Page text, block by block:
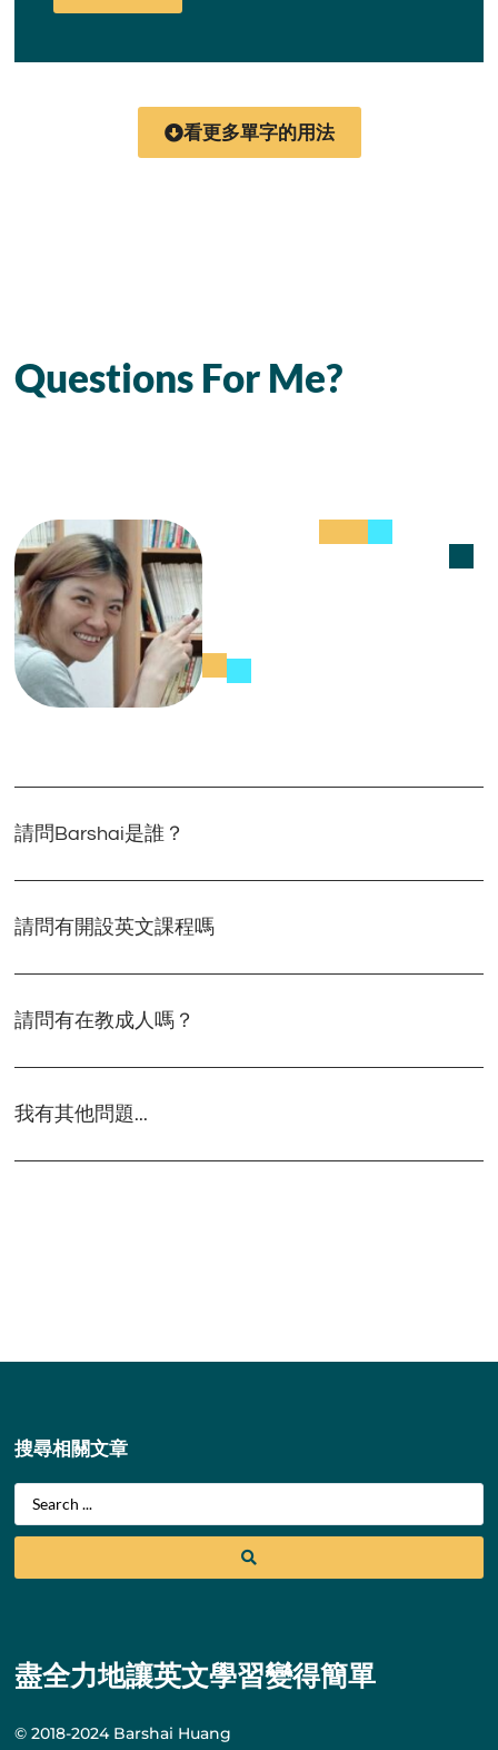
看更多單字的用法
Questions For Me?
請問Barshai是誰？
請問有開設英文課程嗎
請問有在教成人嗎？
我有其他問題...
搜尋相關文章
盡全力地讓英文學習變得簡單
© 2018-2024 Barshai Huang